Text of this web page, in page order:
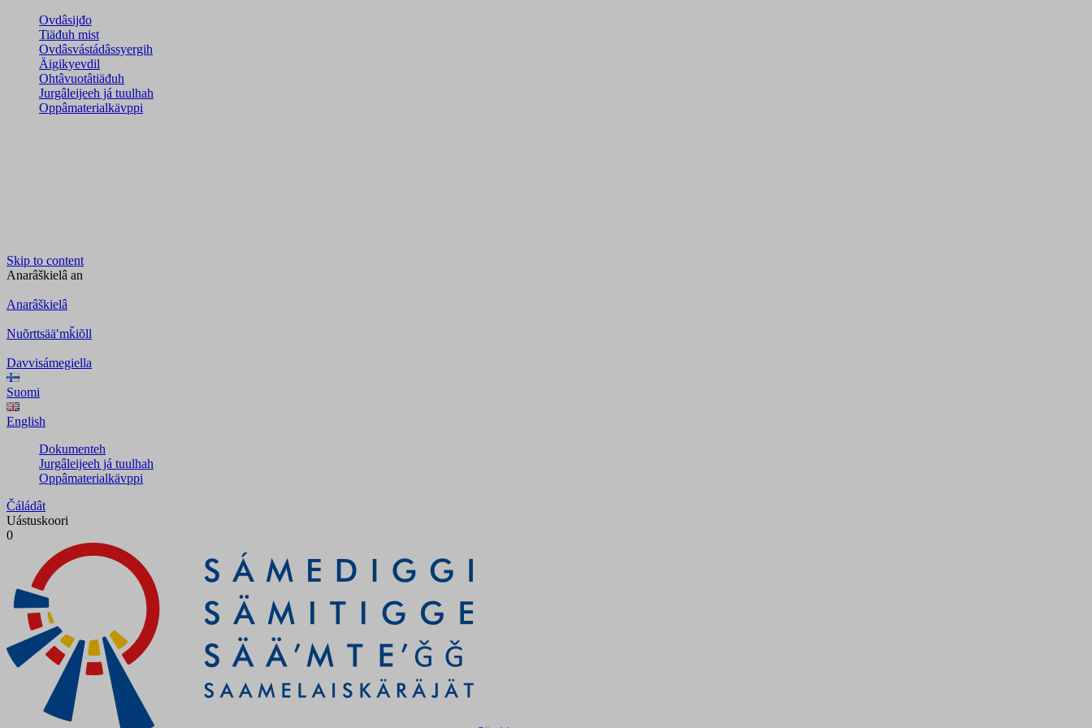
Ovdâsijđo
Tiäđuh mist
Ovdâsvástádâssyergih
Äigikyevdil
Ohtâvuotâtiäđuh
Jurgâleijeeh já tuulhah
Oppâmaterialkävppi
Skip to content
Anarâškielâ an
Anarâškielâ
Nuõrttsääʹmǩiõll
Davvisámegiella
Suomi
English
Dokumenteh
Jurgâleijeeh já tuulhah
Oppâmaterialkävppi
Čáládât
Uástuskoori
0